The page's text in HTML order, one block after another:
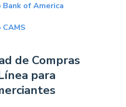
of America
de Compras
para